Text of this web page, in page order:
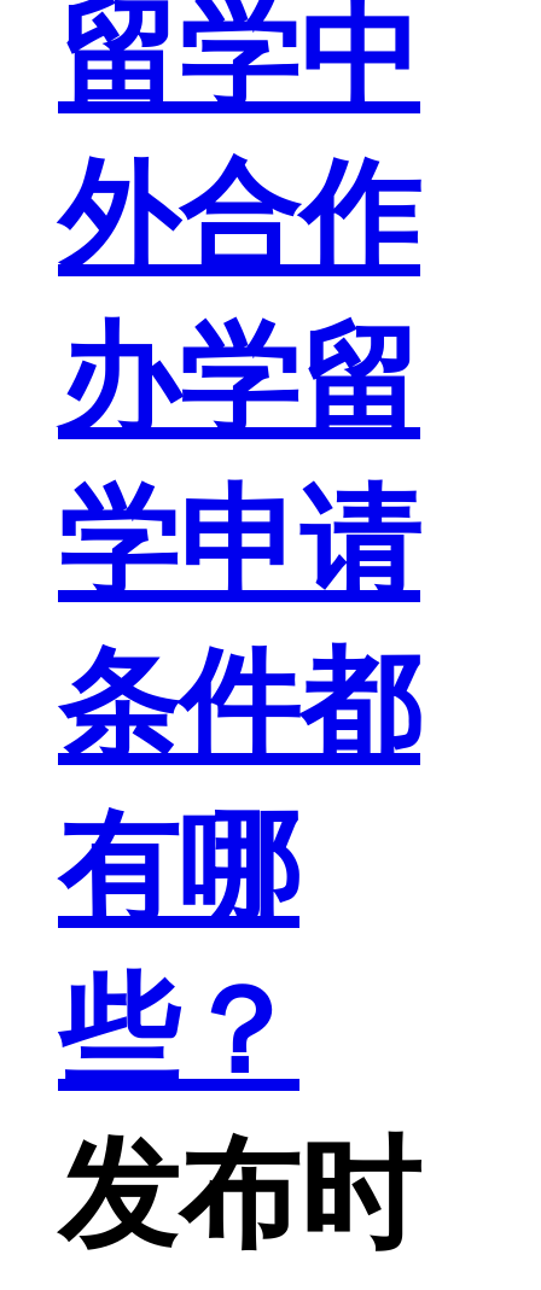
留学中
外合作
办学留
学申请
条件都
有哪
些？
发布时